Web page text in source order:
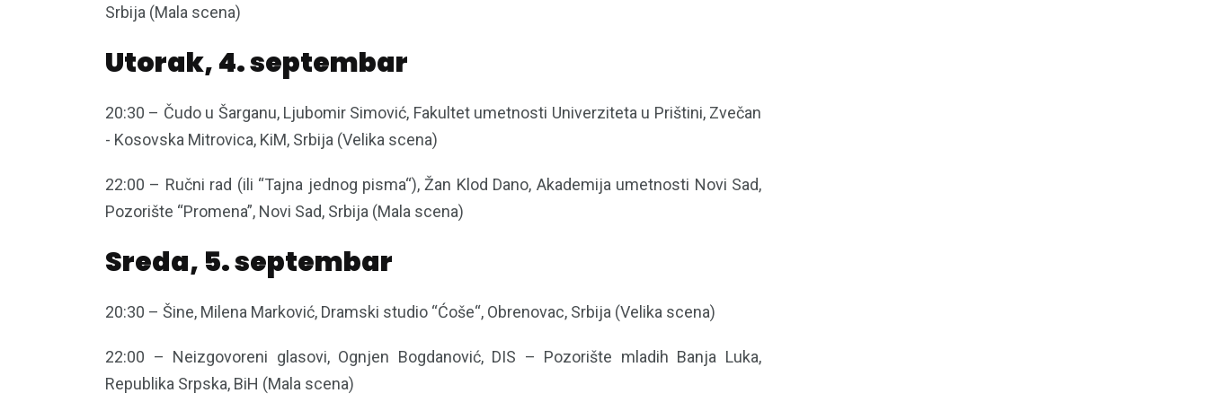
Srbija (Mala scena)
Utorak, 4. septembar
20:30 – Čudo u Šarganu, Ljubomir Simović, Fakultet umetnosti Univerziteta u Prištini, Zvečan
- Kosovska Mitrovica, KiM, Srbija (Velika scena)
22:00 – Ručni rad (ili “Tajna jednog pisma“), Žan Klod Dano, Akademija umetnosti Novi Sad,
Pozorište “Promena”, Novi Sad, Srbija (Mala scena)
Sreda, 5. septembar
20:30 – Šine, Milena Marković, Dramski studio “Ćoše“, Obrenovac, Srbija (Velika scena)
22:00 – Neizgovoreni glasovi, Ognjen Bogdanović, DIS – Pozorište mladih Banja Luka,
Republika Srpska, BiH (Mala scena)